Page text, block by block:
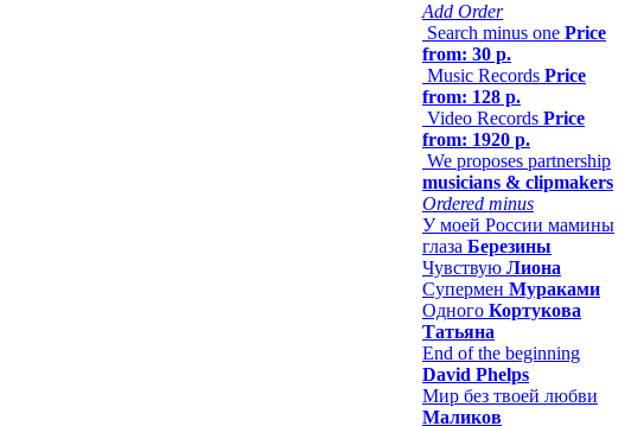
Add Order
Search minus one Price
from: 30 р.
Music Records Price
from: 128 р.
Video Records Price
from: 1920 р.
We proposes partnership
musicians & clipmakers
Ordered minus
У моей России мамины
глаза Березины
Чувствую Лиона
Супермен Мураками
Одного Кортукова
Татьяна
End of the beginning
David Phelps
Мир без твоей любви
Маликов